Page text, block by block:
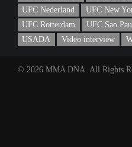
UFC Nederland
UFC New
UFC Rotterdam
UFC Sao
USADA
Video interview
© 2026 MMA DNA. All Rights